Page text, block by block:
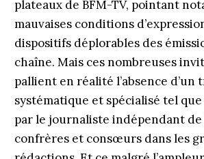
plateaux de BFM-TV, pointant
mauvaises conditions
dispositifs déplorables des
chaîne. Mais ces nombreuses
pallient en réalité l’absence d’un
systématique et spécialisé tel
par le journaliste indépendant de
confrères et consœurs dans les